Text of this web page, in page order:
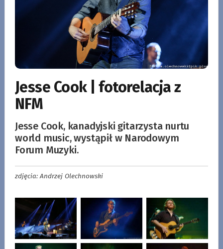
Jesse Cook | fotorelacja z
NFM
Jesse Cook, kanadyjski gitarzysta nurtu
world music, wystąpił w Narodowym
Forum Muzyki.
zdjęcia: Andrzej Olechnowski